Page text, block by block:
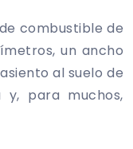
combustible de
un ancho
al suelo de
para muchos,